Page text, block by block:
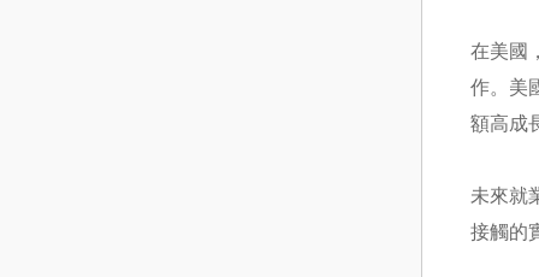
在美國
作。美
額高成
未來就
接觸的